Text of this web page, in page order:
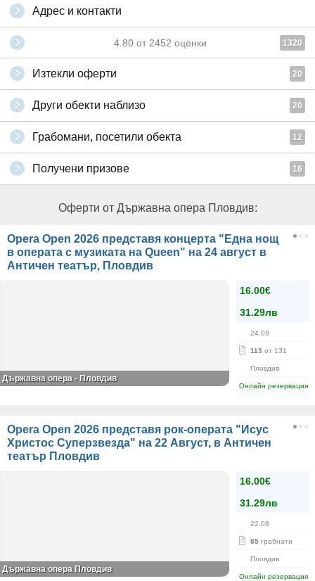
Адрес и контакти
4.80 от 2452 оценки 1320
Изтекли оферти 20
Други обекти наблизо 20
Грабомани, посетили обекта 12
Получени призове 16
Оферти от Държавна опера Пловдив:
Opera Open 2026 представя концерта "Една нощ
в операта с музиката на Queen" на 24 август в
Античен театър, Пловдив
16.00€
31.29лв
24.08
113 от 131
Пловдив
Онлайн резервация
Държавна опера - Пловдив
Opera Open 2026 представя рок-операта "Исус
Христос Суперзвезда" на 22 Август, в Античен
театър Пловдив
16.00€
31.29лв
22.08
85 грабнати
Пловдив
Онлайн резервация
Държавна опера Пловдив